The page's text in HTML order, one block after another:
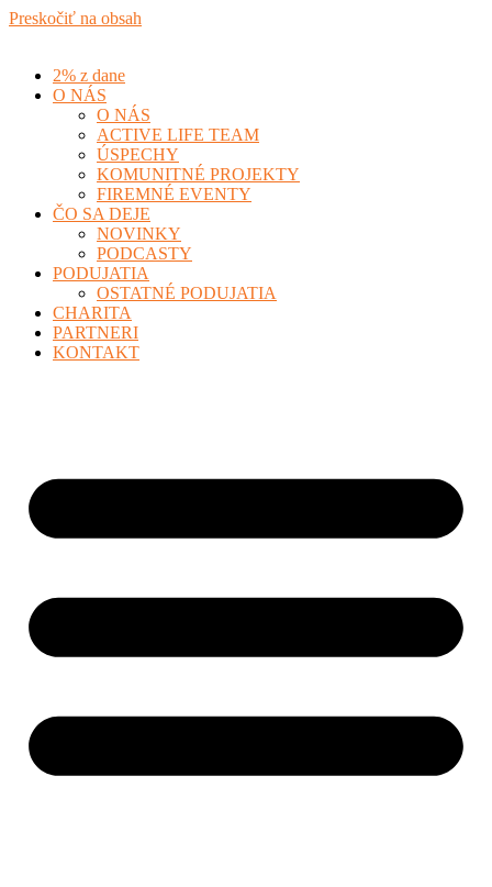
Preskočiť na obsah
2% z dane
O NÁS
O NÁS
ACTIVE LIFE TEAM
ÚSPECHY
KOMUNITNÉ PROJEKTY
FIREMNÉ EVENTY
ČO SA DEJE
NOVINKY
PODCASTY
PODUJATIA
OSTATNÉ PODUJATIA
CHARITA
PARTNERI
KONTAKT